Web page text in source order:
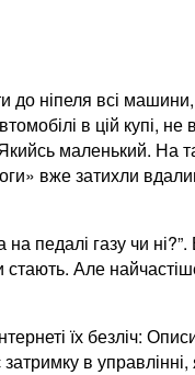
до ніпеля всі
в цій купі,
маленький. На
вже затихли
педалі газу чи
Але
їх безліч:
в